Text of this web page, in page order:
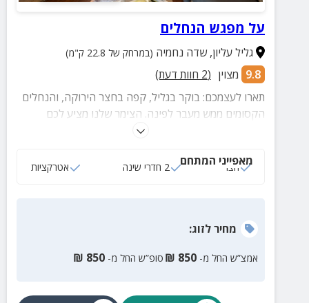
על מפגש הנחלים
גליל עליון,שדה נחמיה (במרחק של 22.8 ק"מ)
9.8 מצוין (
2 חוות דעת)
תארו לעצמכם: בוקר בגליל, קפה בחצר הירוקה, והנחלים
הקסומים ממש מעבר לפינה. הצימר שלנו מציע לכם
בריחה מושלמת 2 חדרי שינה נוחים וחצר ירוקה עם פינות
של הגליל מפגש חצבני-בניאס. בואו ליצור זיכרונות
מאפייני המתחם
חצר 2 חדרי שינה אטרקציות
מחירלזוג:
אמצ”ש החל מ- 850
₪ סופ”ש החל מ- 850
₪